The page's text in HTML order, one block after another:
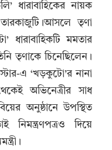
ধারাবাহিকের নায়ক
তৃণা
ধারাবাহিকটি মমতার
তৃণাকে চিনেছিলেন।
এ ‘খড়কুটো’র নানা
অভিনেত্রীর সাধ
অনুষ্ঠানে উপস্থিত
দিয়ে